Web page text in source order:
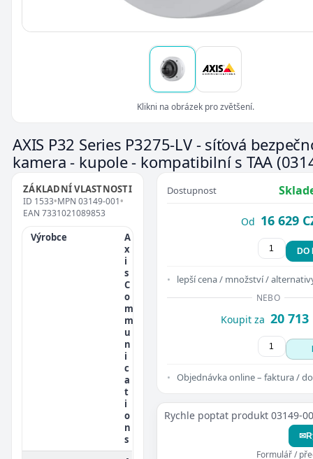
Klikni na obrázek pro zvětšení.
AXIS P32 Series P3275-LV - síťová
kamera - kupole - kompatibilní s TAA
ZÁKLADNÍ VLASTNOSTI
ID 1533•MPN 03149-001•
EAN 7331021089853
Výrobce
A
x
i
s
C
o
m
m
u
n
i
c
a
t
i
o
n
s
Dostupnost
Od 16 629
DO
lepší cena / množství /
NEBO
Koupit za 20 713
Objednávka online – faktura /
Rychle poptat produkt 03149-
✉
Formulář /